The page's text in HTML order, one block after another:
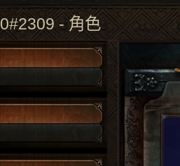
- 角色